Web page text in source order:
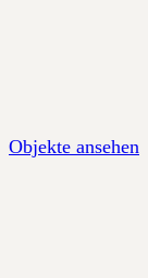
Objekte ansehen